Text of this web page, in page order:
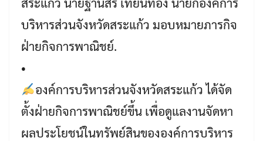
บริหารส่วนจังหวัดสระแก้ว มอบหมายภารกิจ
ฝ่ายกิจการพาณิชย์.
•
องค์การบริหารส่วนจังหวัดสระแก้ว ได้จัด
ตั้งฝ่ายกิจการพาณิชย์ขึ้น เพื่อดูแลงานจัดหา
ผลประโยชน์ในทรัพย์สินขององค์การบริหาร